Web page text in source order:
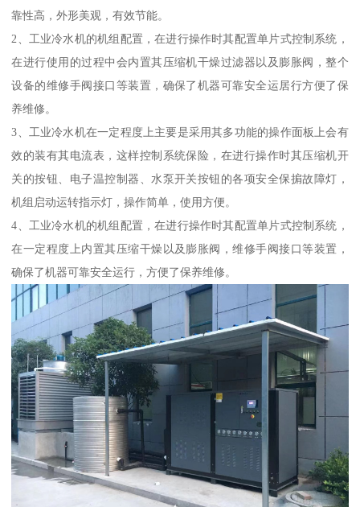
靠性高，外形美观，有效节能。
2、工业冷水机的机组配置，在进行操作时其配置单片式控制系统，
在进行使用的过程中会内置其压缩机干燥过滤器以及膨胀阀，整个
设备的维修手阀接口等装置，确保了机器可靠安全运居行方便了保
养维修。
3、工业冷水机在一定程度上主要是采用其多功能的操作面板上会有
效的装有其电流表，这样控制系统保险，在进行操作时其压缩机开
关的按钮、电子温控制器、水泵开关按钮的各项安全保掮故障灯，
机组启动运转指示灯，操作简单，使用方便。
4、工业冷水机的机组配置，在进行操作时其配置单片式控制系统，
在一定程度上内置其压缩干燥以及膨胀阀，维修手阀接口等装置，
确保了机器可靠安全运行，方便了保养维修。